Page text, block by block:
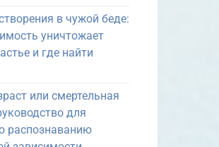
в чужой беде:
уничтожает
и где найти
или смертельная
для
распознаванию